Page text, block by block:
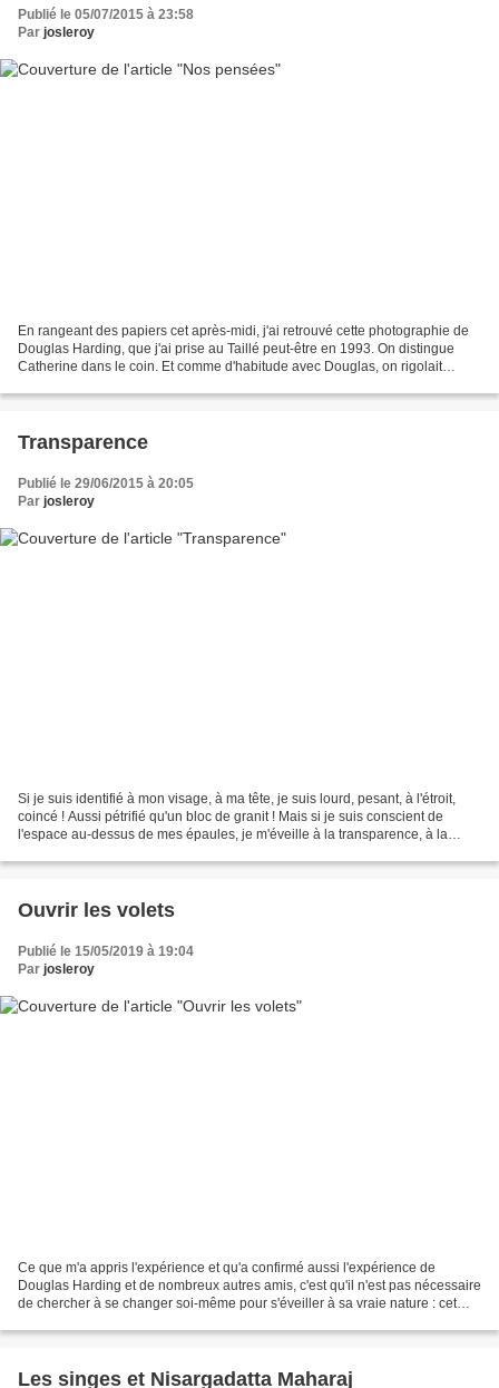
Publié le 05/07/2015 à 23:58
Par josleroy
En rangeant des papiers cet après-midi, j'ai retrouvé cette photographie de
Douglas Harding, que j'ai prise au Taillé peut-être en 1993. On distingue
Catherine dans le coin. Et comme d'habitude avec Douglas, on rigolait
Transparence
Publié le 29/06/2015 à 20:05
Par josleroy
Si je suis identifié à mon visage, à ma tête, je suis lourd, pesant, à l'étroit,
coincé ! Aussi pétrifié qu'un bloc de granit ! Mais si je suis conscient de
l'espace au-dessus de mes épaules, je m'éveille à la transparence, à la
Ouvrir les volets
Publié le 15/05/2019 à 19:04
Par josleroy
Ce que m'a appris l'expérience et qu'a confirmé aussi l'expérience de
Douglas Harding et de nombreux autres amis, c'est qu'il n'est pas nécessaire
de chercher à se changer soi-même pour s'éveiller à sa vraie nature : cet
Les singes et Nisargadatta Maharaj